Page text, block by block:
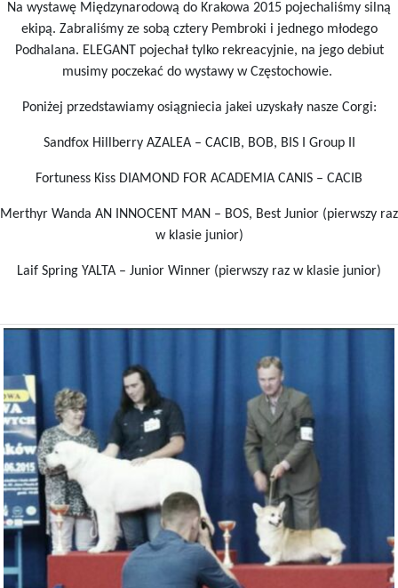
Na wystawę Międzynarodową do Krakowa 2015 pojechaliśmy silną
ekipą. Zabraliśmy ze sobą cztery Pembroki i jednego młodego
Podhalana. ELEGANT pojechał tylko rekreacyjnie, na jego debiut
musimy poczekać do wystawy w Częstochowie.
Poniżej przedstawiamy osiągniecia jakei uzyskały nasze Corgi:
Sandfox Hillberry AZALEA – CACIB, BOB, BIS I Group II
Fortuness Kiss DIAMOND FOR ACADEMIA CANIS – CACIB
Merthyr Wanda AN INNOCENT MAN – BOS, Best Junior (pierwszy raz
w klasie junior)
Laif Spring YALTA – Junior Winner (pierwszy raz w klasie junior)